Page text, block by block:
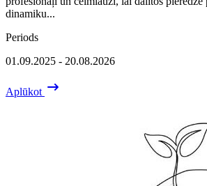
dinamiku...
Periods
01.09.2025 - 20.08.2026
Aplūkot